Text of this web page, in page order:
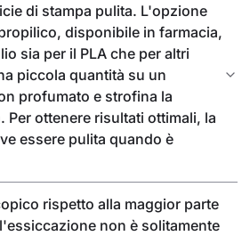
di stampa pulita. L'opzione
disponibile in farmacia,
sia per il PLA che per altri
piccola quantità su un
profumato e strofina la
Per ottenere risultati ottimali, la
essere pulita quando è
rispetto alla maggior parte
non è solitamente